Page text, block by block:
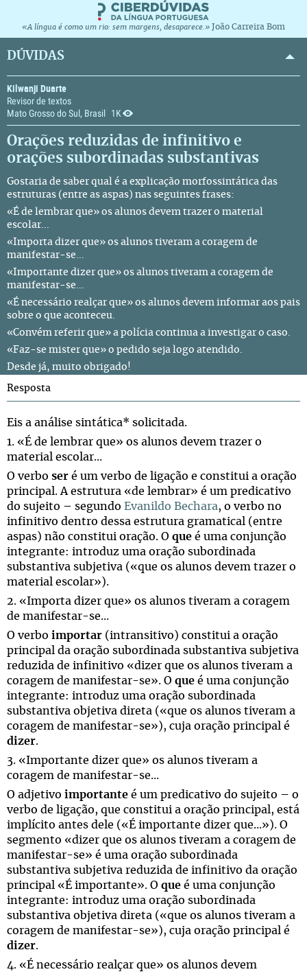
«A língua é como um rio: sem margens, desaparece.» João Carreira Bom
DÚVIDAS
Kilwanji Duarte
Revisor de textos
Mato Grosso do Sul, Brasil
1K
Orações reduzidas de infinitivo e
orações subordinadas substantivas
Gostaria de saber qual é a explicação morfossintática das
estruturas (entre as aspas) nas seguintes frases:
«É de lembrar que» os alunos devem trazer o material
escolar...
«Importa dizer que» os alunos tiveram a coragem de
manifestar-se...
«Importante dizer que» os alunos tiveram a coragem de
manifestar-se...
«É necessário realçar que» os alunos devem informar aos pais
sobre o que aconteceu.
«Convém referir que» a polícia continua a investigar o caso.
«Faz-se mister que» o pedido seja logo atendido.
Desde já, muito obrigado!
Resposta
Eis a análise sintática* solicitada.
1. «É de lembrar que» os alunos devem trazer o
material escolar...
O verbo ser é um verbo de ligação e constitui a oração
principal. A estrutura «de lembrar» é um predicativo
do sujeito – segundo Evanildo Bechara, o verbo no
infinitivo dentro dessa estrutura gramatical (entre
aspas) não constitui oração. O que é uma conjunção
integrante: introduz uma oração subordinada
substantiva subjetiva («que os alunos devem trazer o
material escolar»).
2. «Importa dizer que» os alunos tiveram a coragem
de manifestar-se...
O verbo importar (intransitivo) constitui a oração
principal da oração subordinada substantiva subjetiva
reduzida de infinitivo «dizer que os alunos tiveram a
coragem de manifestar-se». O que é uma conjunção
integrante: introduz uma oração subordinada
substantiva objetiva direta («que os alunos tiveram a
coragem de manifestar-se»), cuja oração principal é
dizer.
3. «Importante dizer que» os alunos tiveram a
coragem de manifestar-se...
O adjetivo importante é um predicativo do sujeito – o
verbo de ligação, que constitui a oração principal, está
implícito antes dele («É importante dizer que...»). O
segmento «dizer que os alunos tiveram a coragem de
manifestar-se» é uma oração subordinada
substantiva subjetiva reduzida de infinitivo da oração
principal «É importante». O que é uma conjunção
integrante: introduz uma oração subordinada
substantiva objetiva direta («que os alunos tiveram a
coragem de manifestar-se»), cuja oração principal é
dizer.
4. «É necessário realçar que» os alunos devem